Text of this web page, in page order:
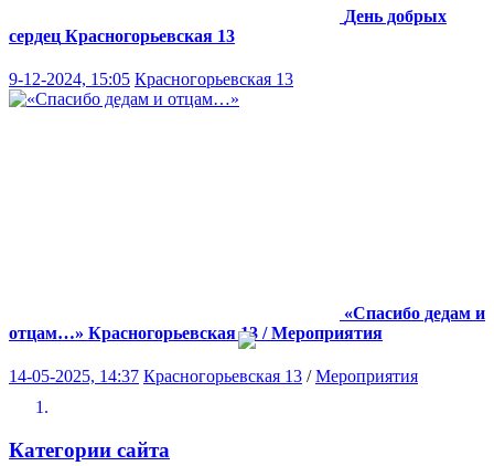
День добрых
сердец Красногорьевская 13
9-12-2024, 15:05 Красногорьевская 13
«Спасибо дедам и
отцам…» Красногорьевская 13 / Мероприятия
14-05-2025, 14:37 Красногорьевская 13 /Мероприятия
Категории сайта